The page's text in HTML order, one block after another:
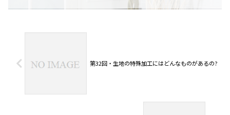
第32回・生地の特殊加工にはどんなものがあるの?